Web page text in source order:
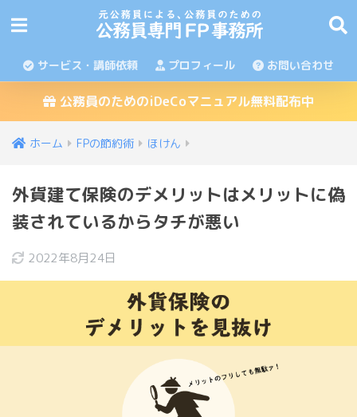
サービス・講師依頼 プロフィール お問い合わせ
公務員のためのiDeCoマニュアル無料配布中
ホーム FPの節約術 ほけん
外貨建て保険のデメリットはメリットに偽
装されているからタチが悪い
2022年8月24日